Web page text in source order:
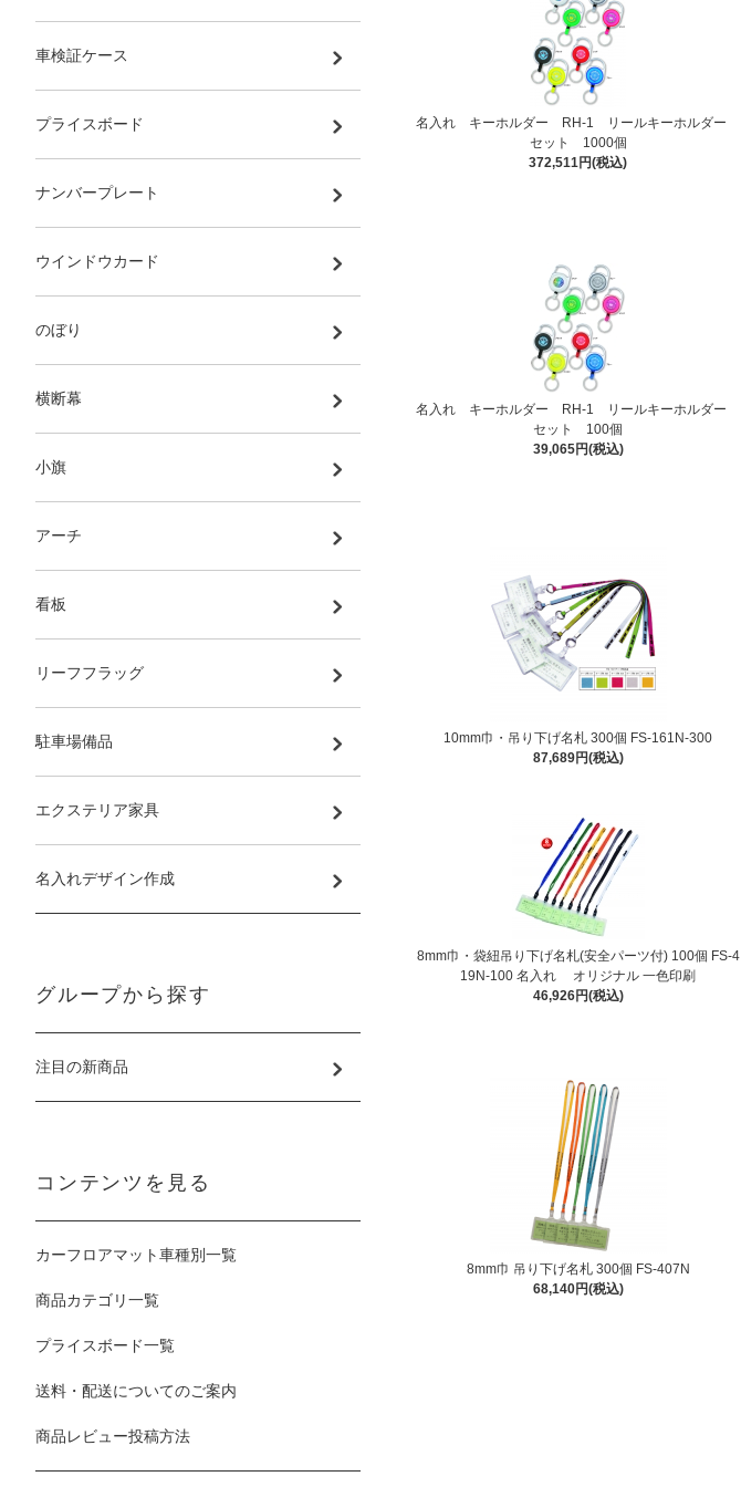
名入れ キーホルダー RH-1 リールキーホルダー
セット 1000個
372,511円(税込)
名入れ キーホルダー RH-1 リールキーホルダー
セット 100個
39,065円(税込)
10mm巾・吊り下げ名札 300個 FS-161N-300
87,689円(税込)
8mm巾・袋紐吊り下げ名札(安全パーツ付) 100個 FS-4
19N-100 名入れ オリジナル 一色印刷
46,926円(税込)
8mm巾 吊り下げ名札 300個 FS-407N
68,140円(税込)
車検証ケース
プライスボード
ナンバープレート
ウインドウカード
のぼり
横断幕
小旗
アーチ
看板
リーフフラッグ
駐車場備品
エクステリア家具
名入れデザイン作成
グループから探す
注目の新商品
コンテンツを見る
カーフロアマット車種別一覧
商品カテゴリ一覧
プライスボード一覧
送料・配送についてのご案内
商品レビュー投稿方法